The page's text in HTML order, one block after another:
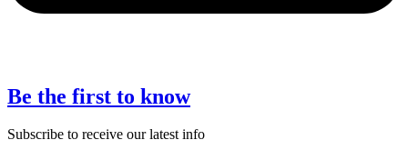
Be the first to know
Subscribe to receive our latest info